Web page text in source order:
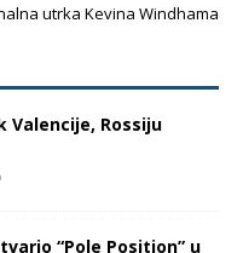
utrka Kevina Windhama
Valencije, Rossiju
“Pole Position” u